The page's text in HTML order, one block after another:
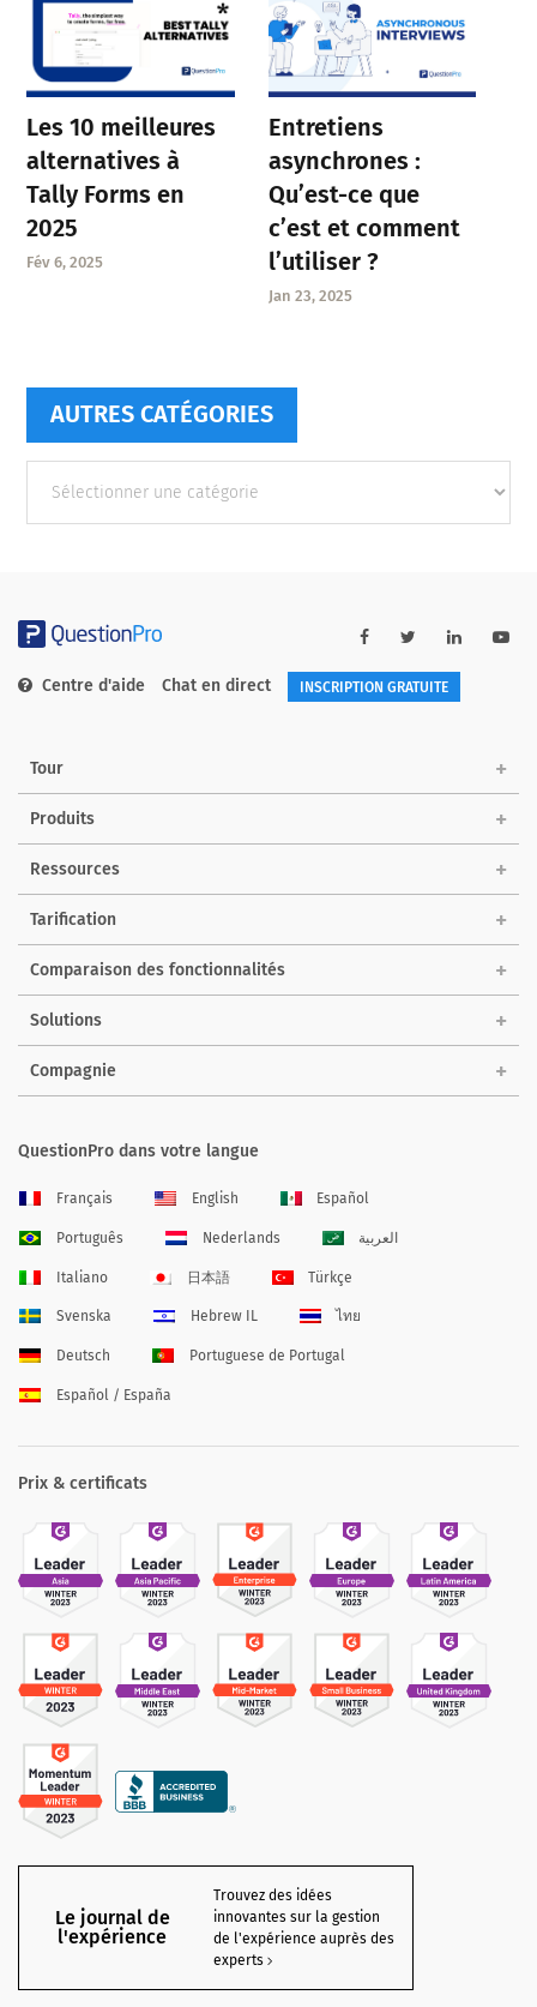
Les 10 meilleures
alternatives à
Tally Forms en
2025
Fév 6, 2025
Entretiens
asynchrones :
Qu’est-ce que
c’est et comment
l’utiliser ?
Jan 23, 2025
AUTRES CATÉGORIES
catégories
Centre d'aide Chat en direct INSCRIPTION GRATUITE
Tour
Produits
Ressources
Tarification
Comparaison des fonctionnalités
Solutions
Compagnie
QuestionPro dans votre langue
Français English Español
Português Nederlands العربية
Italiano 日本語 Türkçe
Svenska Hebrew IL ไทย
Deutsch Portuguese de Portugal
Español / España
Prix & certificats
Le journal de
l'expérience
Trouvez des idées
innovantes sur la gestion
de l'expérience auprès des
experts